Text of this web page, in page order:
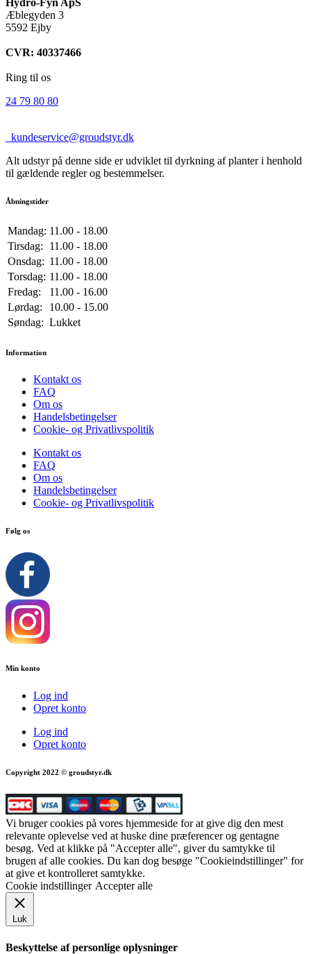
Æblegyden 3
5592 Ejby
CVR: 40337466
Ring til os
24 79 80 80
kundeservice@groudstyr.dk
Alt udstyr på denne side er udviklet til dyrkning af planter i henhold
til gældende regler og bestemmelser.
Åbningstider
Mandag: 11.00 - 18.00
Tirsdag:
11.00 - 18.00
Onsdag: 11.00 - 18.00
Torsdag: 11.00 - 18.00
Fredag:
11.00 - 16.00
Lørdag:
10.00 - 15.00
Søndag: Lukket
Information
Kontakt os
FAQ
Om os
Handelsbetingelser
Cookie- og Privatlivspolitik
Kontakt os
FAQ
Om os
Handelsbetingelser
Cookie- og Privatlivspolitik
Følg os
Min konto
Log ind
Opret konto
Log ind
Opret konto
Copyright 2022 © groudstyr.dk
Vi bruger cookies på vores hjemmeside for at give dig den mest
relevante oplevelse ved at huske dine præferencer og gentagne
besøg. Ved at klikke på "Accepter alle", giver du samtykke til
brugen af alle cookies. Du kan dog besøge "Cookieindstillinger" for
at give et kontrolleret samtykke.
Cookie indstillinger Accepter alle
Luk
Beskyttelse af personlige oplysninger